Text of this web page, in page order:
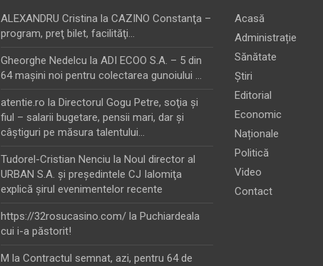
ALEXANDRU Cristina la CAZINO Constanţa –
program, preţ bilet, facilităţi…
Gheorghe Nedelcu la ADI ECOO S.A. – 5 din
64 maşini noi pentru colectarea gunoiului …
atentie.ro la Directorul Gogu Petre, soţia şi
fiul – salarii bugetare, pensii mari, dar şi
câştiguri pe măsura talentului…
Tudorel-Cristian Nenciu la Noul director al
URBAN S.A. şi preşedintele CJ Ialomiţa
explică şirul evenimentelor recente
https://32rosucasino.com/ la Puchiardeala
cui i-a păstorit!
M la Contractul semnat, azi, pentru 64 de
Acasă
Administrație
Sănătate
Știri
Editorial
Economic
Naționale
Politică
Video
Contact